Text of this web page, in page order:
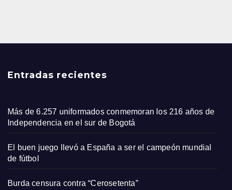
Entradas recientes
Más de 6.257 uniformados conmemoran los 216 años de
Independencia en el sur de Bogotá
El buen juego llevó a España a ser el campeón mundial
de fútbol
Burda censura contra “Cerosetenta”